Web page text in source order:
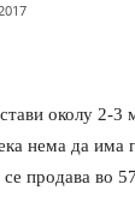
околу 2-3
нема да има
продава во